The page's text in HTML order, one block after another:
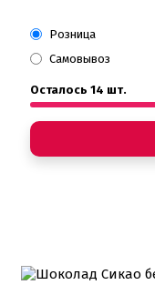
Розница
Самовывоз
Осталось 14 шт.